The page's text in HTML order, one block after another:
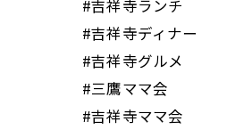
#吉祥寺ランチ
#吉祥寺ディナー
#吉祥寺グルメ
#三鷹ママ会
#吉祥寺ママ会